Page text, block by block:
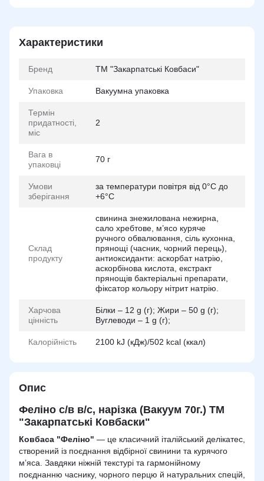
Характеристики
Бренд ТМ "Закарпатські Ковбаси"
Упаковка Вакуумна упаковка
Термін
придатності,
міс
2
Вага в
упаковці
70 г
Умови
зберігання
за температури повітря від 0°С до
+6°С
Склад
продукту
свинина знежилована нежирна,
сало хребтове, м’ясо куряче
ручного обвалювання, сіль кухонна,
прянощі (часник, чорний перець),
антиоксиданти: аскорбат натрію,
аскорбінова кислота, екстракт
прянощів бактеріальні препарати,
фіксатор кольору нітрит натрію.
Харчова
цінність
Білки – 12 g (г); Жири – 50 g (г);
Вуглеводи – 1 g (г);
Калорійність 2100 kJ (кДж)/502 kcal (ккал)
Опис
Феліно с/в в/с, нарізка (Вакуум 70г.) ТМ
"Закарпатські Ковбаски"
Ковбаса "Феліно" — це класичний італійський делікатес,
створений із поєднання відбірної свинини та курячого
м’яса. Завдяки ніжній текстурі та гармонійному
поєднанню часнику, чорного перцю й натуральних спецій,